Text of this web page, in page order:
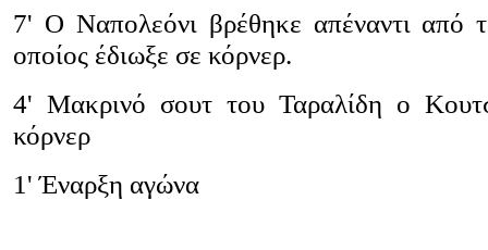
7' Ο Ναπολεόνι βρέθηκε απέναντι από
οποίος έδιωξε σε κόρνερ.
4' Μακρινό σουτ του Ταραλίδη ο
κόρνερ
1' Έναρξη αγώνα